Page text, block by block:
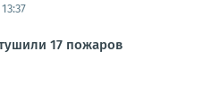
17 пожаров